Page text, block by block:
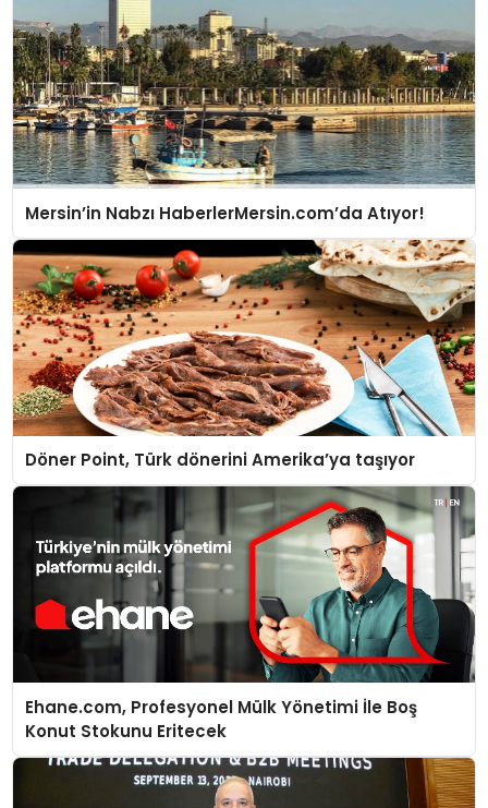
Mersin’in Nabzı HaberlerMersin.com’da Atıyor!
Döner Point, Türk dönerini Amerika’ya taşıyor
Ehane.com, Profesyonel Mülk Yönetimi İle Boş
Konut Stokunu Eritecek